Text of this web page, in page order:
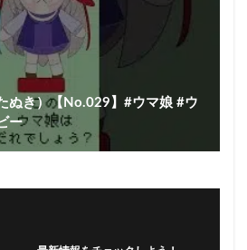
ぬき）【No.029】#ウマ娘 #ウ
ー